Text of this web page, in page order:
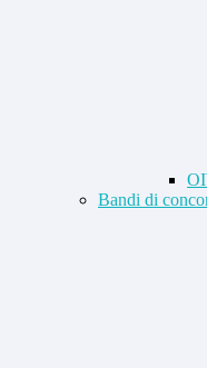
Bandi di